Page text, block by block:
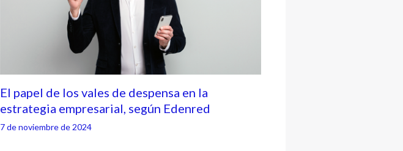
El papel de los vales de despensa en la
estrategia empresarial, según Edenred
7 de noviembre de 2024